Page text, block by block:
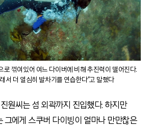
꺾여있어 여느 다이버에 비해 추진력이 떨어진다.
서 더 열심히 발차기를 연습한다”고 말했다
원씨는 섬 외곽까지 진입했다. 하지만
그에게 스쿠버 다이빙이 얼마나 만만찮은